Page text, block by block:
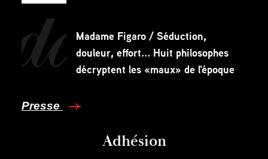
Madame Figaro / Séduction,
douleur, effort... Huit philosophes
décryptent les «maux» de l'époque
Presse
Adhésion